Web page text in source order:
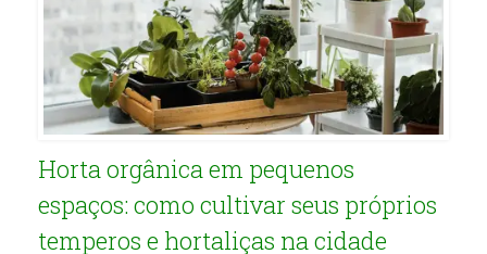
Horta orgânica em pequenos
espaços: como cultivar seus próprios
temperos e hortaliças na cidade